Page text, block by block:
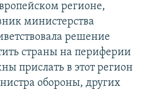
регионе,
министерства
решение
страны на периферии
прислать в этот регион
обороны, других